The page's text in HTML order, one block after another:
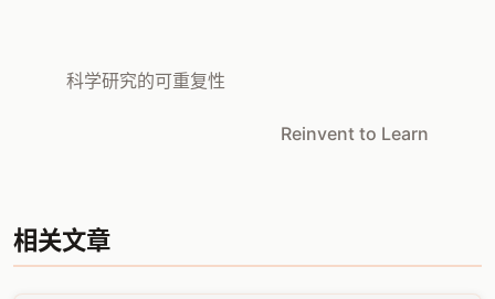
科学研究的可重复性
Reinvent to Learn
相关文章